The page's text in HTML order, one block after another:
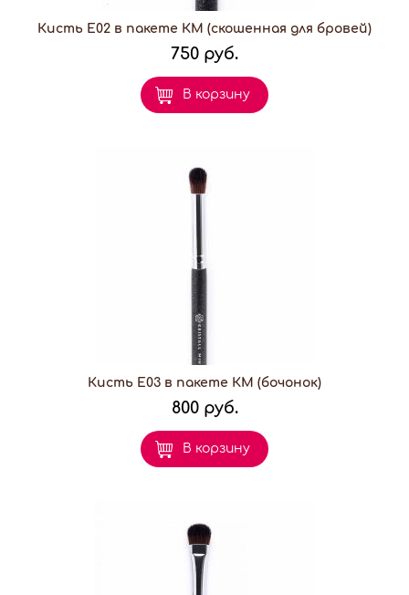
Кисть E02 в пакете КМ (скошенная для бровей)
750 руб.
В корзину
Кисть E03 в пакете КМ (бочонок)
800 руб.
В корзину